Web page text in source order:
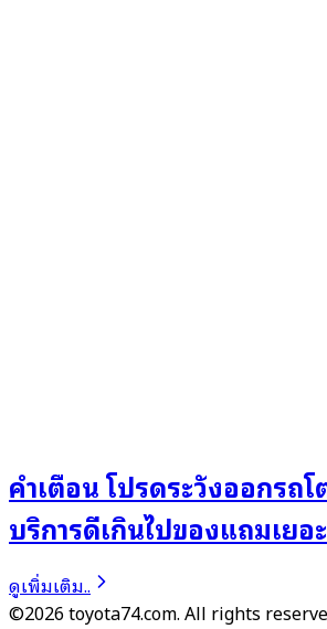
คำเตือน โปรดระวังออกรถโ
บริการดีเกินไปของแถมเยอ
ดูเพิ่มเติม..
©2026 toyota74.com. All rights